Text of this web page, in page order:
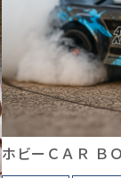
ホビーＣＡＲ Ｂ